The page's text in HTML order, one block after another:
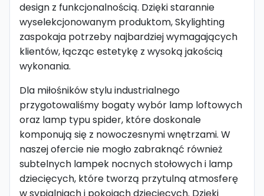
design z funkcjonalnością. Dzięki starannie
wyselekcjonowanym produktom, Skylighting
zaspokaja potrzeby najbardziej wymagających
klientów, łącząc estetykę z wysoką jakością
wykonania.
Dla miłośników stylu industrialnego
przygotowaliśmy bogaty wybór lamp loftowych
oraz lamp typu spider, które doskonale
komponują się z nowoczesnymi wnętrzami. W
naszej ofercie nie mogło zabraknąć również
subtelnych lampek nocnych stołowych i lamp
dziecięcych, które tworzą przytulną atmosferę